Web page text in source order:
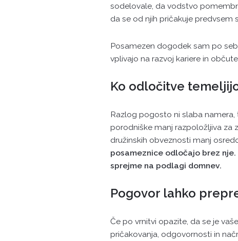
sodelovale, da vodstvo
da se od njih pričakuje
Posamezen dogodek sam po
vplivajo na razvoj kariere in
Ko odločitve
Razlog pogosto ni slaba
porodniške manj razpoložljiva za
družinskih obveznosti manj
posameznice odločajo brez
sprejme na podlagi domnev.
Pogovor lahko
Če po vrnitvi opazite, da se je
pričakovanja, odgovornosti in